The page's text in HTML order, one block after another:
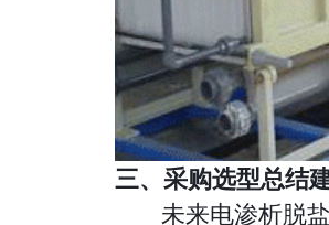
三、采购选型总结
未来电渗析脱盐